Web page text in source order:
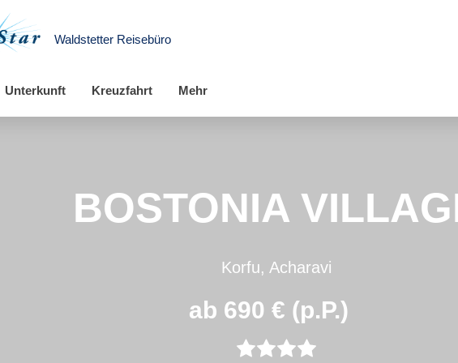
Waldstetter Reisebüro
Unterkunft Kreuzfahrt Mehr
BOSTONIA
Korfu, Acharavi
ab 690 € (p.P.)